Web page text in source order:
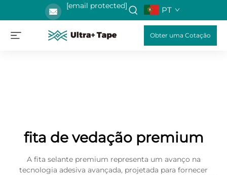
[email protected] PT
Obter uma Cotação
fita de vedação premium
A fita selante premium representa um avanço na
tecnologia adesiva avançada, projetada para fornecer